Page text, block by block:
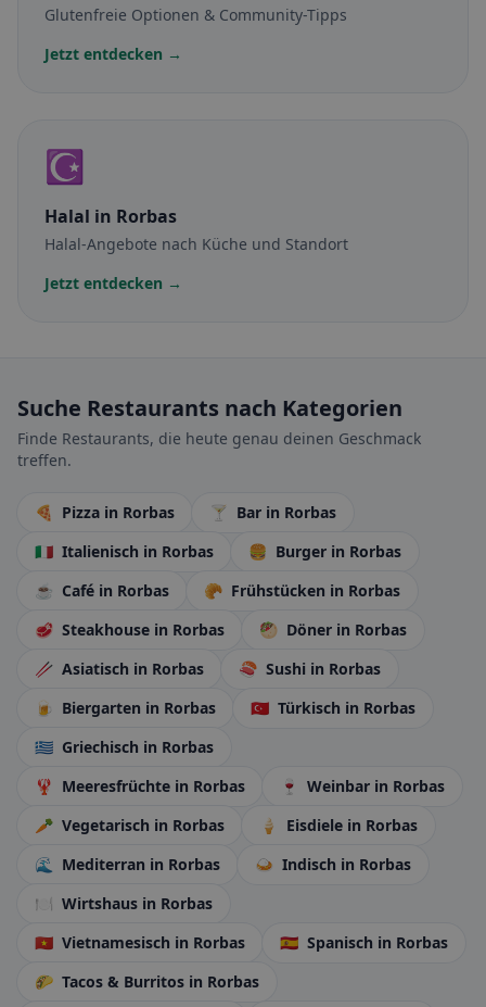
Glutenfreie Optionen & Community-Tipps
Jetzt entdecken →
☪️
Halal in Rorbas
Halal-Angebote nach Küche und Standort
Jetzt entdecken →
Suche Restaurants nach Kategorien
Finde Restaurants, die heute genau deinen Geschmack
treffen.
🍕 Pizza in Rorbas 🍸 Bar in Rorbas
🇮🇹 Italienisch in Rorbas 🍔 Burger in Rorbas
☕ Café in Rorbas 🥐 Frühstücken in Rorbas
🥩 Steakhouse in Rorbas 🥙 Döner in Rorbas
🥢 Asiatisch in Rorbas 🍣 Sushi in Rorbas
🍺 Biergarten in Rorbas 🇹🇷 Türkisch in Rorbas
🇬🇷 Griechisch in Rorbas
🦞 Meeresfrüchte in Rorbas 🍷 Weinbar in Rorbas
🥕 Vegetarisch in Rorbas 🍦 Eisdiele in Rorbas
🌊
Mediterran in Rorbas 🍛 Indisch in Rorbas
🍽️ Wirtshaus in Rorbas
🇻🇳 Vietnamesisch in Rorbas 🇪🇸 Spanisch in Rorbas
🌮 Tacos & Burritos in Rorbas